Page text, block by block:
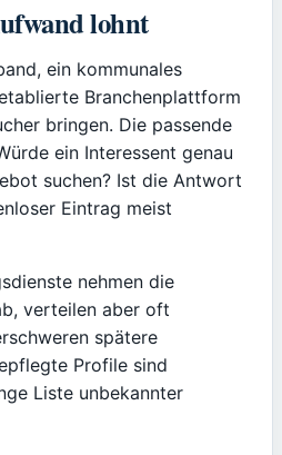
lohnt
ein kommunales
Branchenplattform
bringen. Die passende
ein Interessent genau
suchen? Ist die Antwort
Eintrag meist
nehmen die
verteilen aber oft
spätere
Profile sind
Liste unbekannter